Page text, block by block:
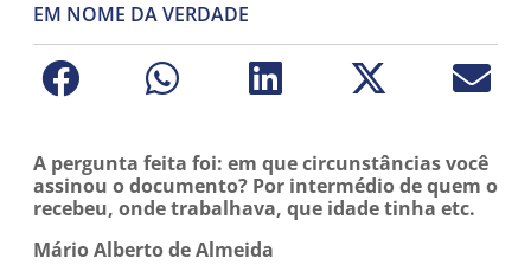
EM NOME DA VERDADE
A pergunta feita foi: em que circunstâncias você
assinou o documento? Por intermédio de quem o
recebeu, onde trabalhava, que idade tinha etc.
Mário Alberto de Almeida